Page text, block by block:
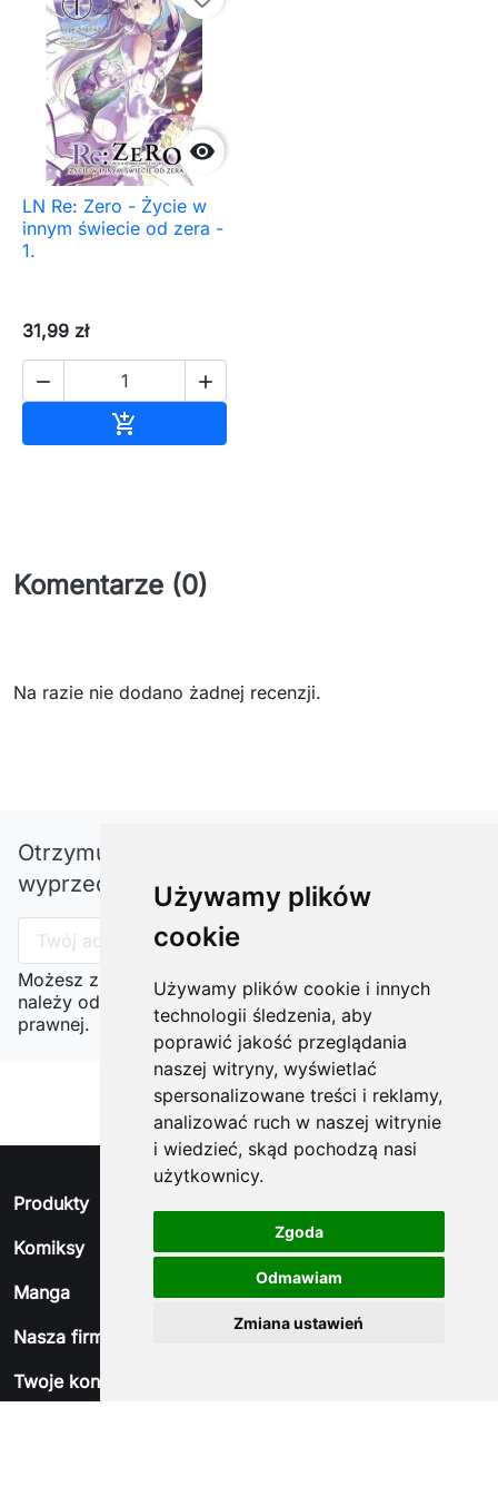
Używamy plików
cookie
Używamy plików cookie i innych
technologii śledzenia, aby
poprawić jakość przeglądania
naszej witryny, wyświetlać
spersonalizowane treści i reklamy,
analizować ruch w naszej witrynie
i wiedzieć, skąd pochodzą nasi
użytkownicy.
Zgoda
Odmawiam
Zmiana ustawień

LN Re: Zero - Życie w
innym świecie od zera -
1.
31,99 zł
 

Komentarze (0)
Na razie nie dodano żadnej recenzji.
Otrzymuj informację o nowościach i
wyprzedażach
Możesz zrezygnować w każdej chwili. W tym celu
należy odnaleźć szczegóły w naszej informacji
prawnej.
Produkty
Komiksy
Manga
Nasza firma
Twoje konto